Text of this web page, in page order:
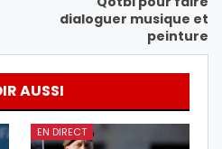
dialoguer musique et
peinture
AUSSI
EN DIRECT